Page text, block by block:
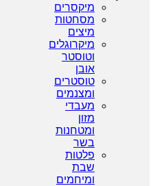
מיקסרים
מסחטות
מיצים
מיקרוגלים
וטוסטר
אובן
טוסטרים
ומצנמים
מעבדי
מזון
ומטחנות
בשר
פלטות
שבת
ומיחמים